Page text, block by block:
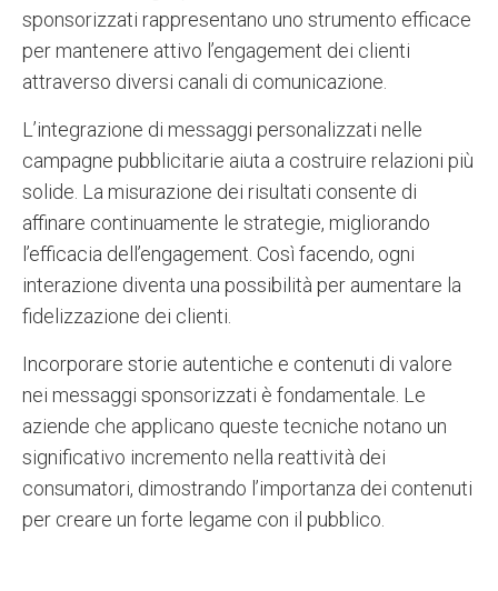
sponsorizzati rappresentano uno strumento efficace
per mantenere attivo l’engagement dei clienti
attraverso diversi canali di comunicazione.
L’integrazione di messaggi personalizzati nelle
campagne pubblicitarie aiuta a costruire relazioni più
solide. La misurazione dei risultati consente di
affinare continuamente le strategie, migliorando
l’efficacia dell’engagement. Così facendo, ogni
interazione diventa una possibilità per aumentare la
fidelizzazione dei clienti.
Incorporare storie autentiche e contenuti di valore
nei messaggi sponsorizzati è fondamentale. Le
aziende che applicano queste tecniche notano un
significativo incremento nella reattività dei
consumatori, dimostrando l’importanza dei contenuti
per creare un forte legame con il pubblico.